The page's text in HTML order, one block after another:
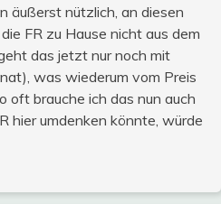
äußerst nützlich, an diesen
FR zu Hause nicht aus dem
das jetzt nur noch mit
was wiederum vom Preis
oft brauche ich das nun auch
hier umdenken könnte, würde